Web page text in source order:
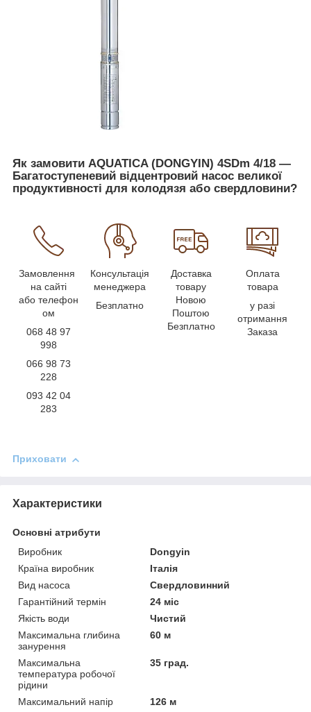
Як замовити AQUATICA (DONGYIN) 4SDm 4/18 —
Багатоступеневий відцентровий насос великої
продуктивності для колодязя або свердловини?
Замовлення
на сайті
або телефон
ом
068 48 97
998
066 98 73
228
093 42 04
283
Консультація
менеджера
Безплатно
Доставка
товару
Новою
Поштою
Безплатно
Оплата
товара
у разі
отримання
Заказа
Приховати
Характеристики
Основні атрибути
Виробник
Dongyin
Країна виробник
Італія
Вид насоса
Свердловинний
Гарантійний термін
24 міс
Якість води
Чистий
Максимальна глибина
занурення
60 м
Максимальна
температура робочої
рідини
35 град.
Максимальний напір
126 м